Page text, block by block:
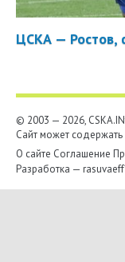
ЦСКА — Ростов,
© 2003 — 2026,
Сайт может
О сайте Соглашение
Разработка —